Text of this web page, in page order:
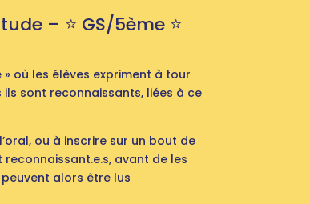
– ⭐️ GS/5ème ⭐️
où les élèves expriment à tour
sont reconnaissants, liées à ce
ou à inscrire sur un bout de
avant de les
alors être lus